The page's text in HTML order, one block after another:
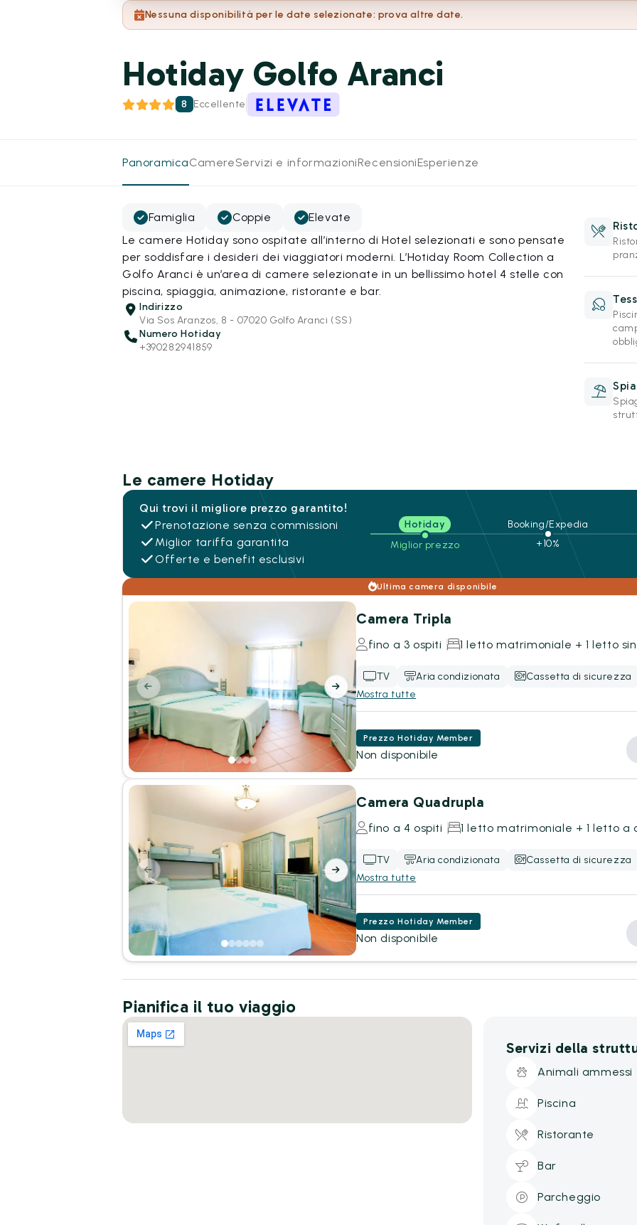
Nessuna disponibilità per le date selezionate: prova altre date.
Hotiday Golfo Aranci
8 Eccellente
PanoramicaCamereServizi e informazioniRecensioniEsperienze
Famiglia Coppie
Elevate
Le camere Hotiday sono ospitate all’interno di Hotel selezionati e sono pensate
per soddisfare i desideri dei viaggiatori moderni. L’Hotiday Room Collection a
Golfo Aranci è un’area di camere selezionate in un bellissimo hotel 4 stelle con
piscina, spiaggia, animazione, ristorante e bar.
Indirizzo
Via Sos Aranzos, 8 - 07020 Golfo Aranci (SS)
Numero Hotiday
+390282941859
Le camere Hotiday
Qui trovi il migliore prezzo garantito!
Prenotazione senza commissioni
Miglior tariffa garantita
Offerte e benefit esclusivi
Hotiday
Miglior prezzo
Booking/Expedia
+10%
Ultima camera disponibile
Camera Tripla
fino a 3 ospiti 1 letto matrimoniale + 1 letto
TV Aria condizionata
Cassetta di sicurezza
Mostra tutte
Prezzo Hotiday Member
Non disponibile
Camera Quadrupla
fino a 4 ospiti 1 letto matrimoniale + 1 letto a
TV Aria condizionata
Cassetta di sicurezza
Mostra tutte
Prezzo Hotiday Member
Non disponibile
Pianifica il tuo viaggio
Servizi della
Animali ammessi
Piscina
Ristorante
Bar
Parcheggio